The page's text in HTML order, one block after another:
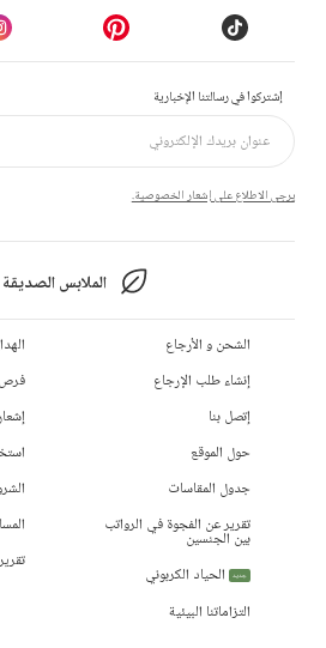
إشتركوا في رسالتنا الإخبارية
يرجى الاطلاع على إشعار الخصوصية.
الملابس الصديقة
الشحن و الأرجاع
إنشاء طلب الإرجاع
إتصل بنا
حول الموقع
جدول المقاسات
تقرير عن الفجوة في الرواتب
بين الجنسين
جديد
الحياد الكربوني
التزاماتنا البيئية
فرص